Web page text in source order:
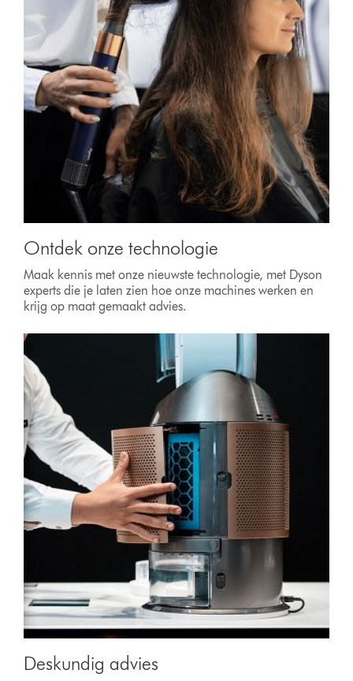
Ontdek onze technologie
Maak kennis met onze nieuwste technologie, met Dyson
experts die je laten zien hoe onze machines werken en
krijg op maat gemaakt advies.
Deskundig advies